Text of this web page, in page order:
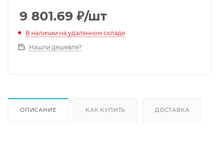
9 801.69 ₽/шт
В наличии на удаленном складе
Нашли дешевле?
ОПИСАНИЕ КАК КУПИТЬ ДОСТАВКА